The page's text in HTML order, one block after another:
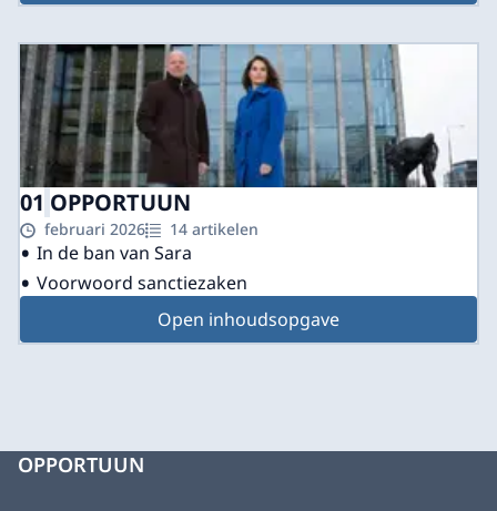
01 OPPORTUUN
februari 2026 14 artikelen
In de ban van Sara
Voorwoord sanctiezaken
Open inhoudsopgave
OPPORTUUN